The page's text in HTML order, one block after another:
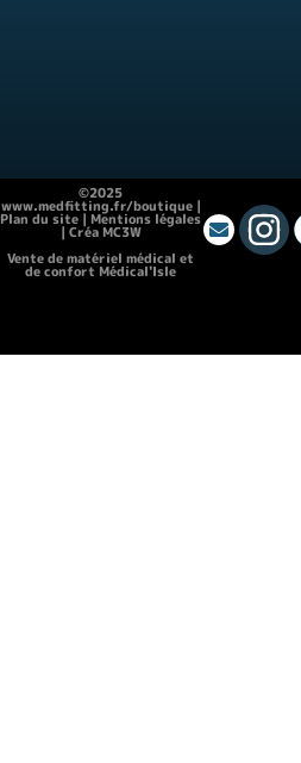
©2025
www.medfitting.fr/boutique |
Plan du site | Mentions légales
| Créa MC3W
Vente de matériel médical et
de confort Médical'Isle